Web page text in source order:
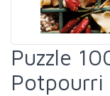
Puzzle
Potpourri